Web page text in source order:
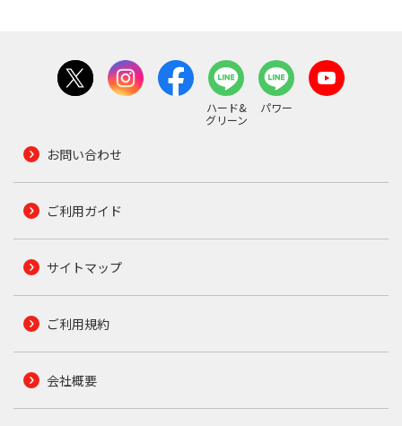
ハード&
グリーン
パワー
お問い合わせ
ご利用ガイド
サイトマップ
ご利用規約
会社概要